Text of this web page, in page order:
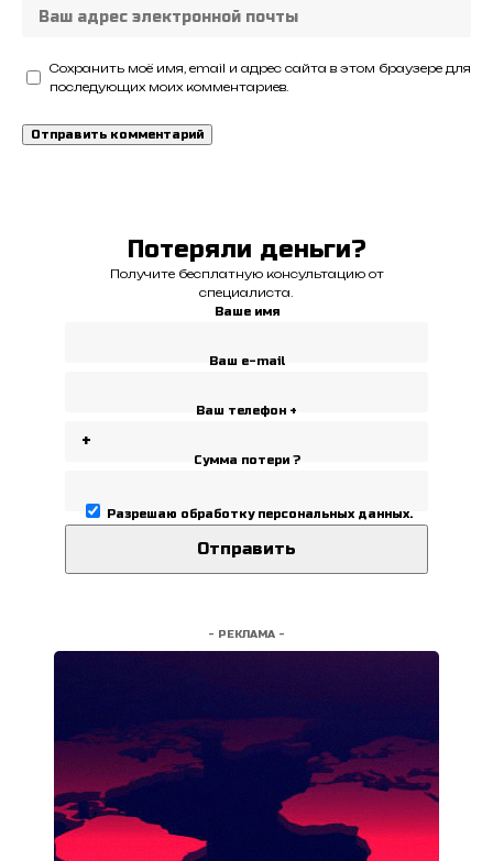
Сохранить моё имя, email и адрес сайта в этом браузере для
последующих моих комментариев.
Потеряли деньги?
Получите бесплатную консультацию от
специалиста.
Ваше имя
Ваш e-mail
Ваш телефон +
Сумма потери ?
Разрешаю обработку персональных данных.
- РЕКЛАМА -